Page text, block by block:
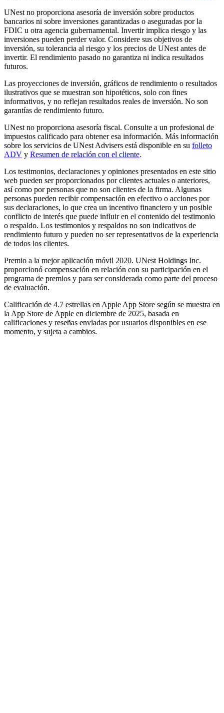
UNest no proporciona asesoría de inversión sobre productos
bancarios ni sobre inversiones garantizadas o aseguradas por la
FDIC u otra agencia gubernamental. Invertir implica riesgo y las
inversiones pueden perder valor. Considere sus objetivos de
inversión, su tolerancia al riesgo y los precios de UNest antes de
invertir. El rendimiento pasado no garantiza ni indica resultados
futuros.
Las proyecciones de inversión, gráficos de rendimiento o resultados
ilustrativos que se muestran son hipotéticos, solo con fines
informativos, y no reflejan resultados reales de inversión. No son
garantías de rendimiento futuro.
UNest no proporciona asesoría fiscal. Consulte a un profesional de
impuestos calificado para obtener esa información. Más información
sobre los servicios de UNest Advisers está disponible en su folleto
ADV y Resumen de relación con el cliente.
Los testimonios, declaraciones y opiniones presentados en este sitio
web pueden ser proporcionados por clientes actuales o anteriores,
así como por personas que no son clientes de la firma. Algunas
personas pueden recibir compensación en efectivo o acciones por
sus declaraciones, lo que crea un incentivo financiero y un posible
conflicto de interés que puede influir en el contenido del testimonio
o respaldo. Los testimonios y respaldos no son indicativos de
rendimiento futuro y pueden no ser representativos de la experiencia
de todos los clientes.
Premio a la mejor aplicación móvil 2020. UNest Holdings Inc.
proporcionó compensación en relación con su participación en el
programa de premios y para ser considerada como parte del proceso
de evaluación.
Calificación de 4.7 estrellas en Apple App Store según se muestra en
la App Store de Apple en diciembre de 2025, basada en
calificaciones y reseñas enviadas por usuarios disponibles en ese
momento, y sujeta a cambios.